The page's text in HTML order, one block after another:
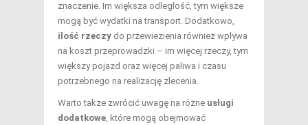
znaczenie. Im większa odległość, tym większe
mogą być wydatki na transport. Dodatkowo,
ilość rzeczy do przewiezienia również wpływa
na koszt przeprowadzki – im więcej rzeczy, tym
większy pojazd oraz więcej paliwa i czasu
potrzebnego na realizację zlecenia.
Warto także zwrócić uwagę na różne usługi
dodatkowe, które mogą obejmować